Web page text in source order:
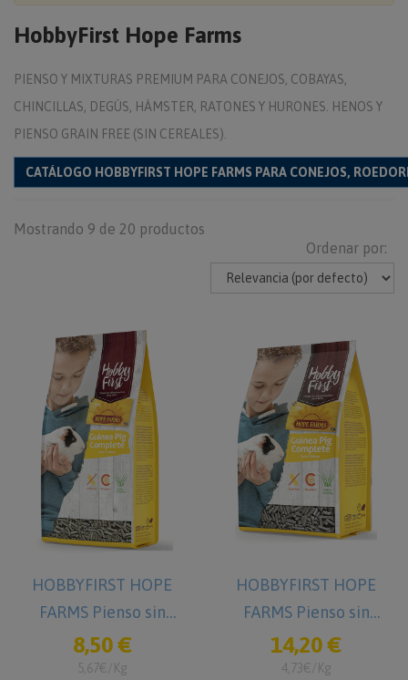
HobbyFirst Hope Farms
PIENSO Y MIXTURAS PREMIUM PARA CONEJOS, COBAYAS,
CHINCILLAS, DEGÚS, HÁMSTER, RATONES Y HURONES. HENOS Y
PIENSO GRAIN FREE (SIN CEREALES).
CATÁLOGO HOBBYFIRST HOPE FARMS PARA CONEJOS,
Mostrando 9 de 20 productos
Ordenar por:
HOBBYFIRST HOPE
FARMS Pienso sin
cereales para Cobayas
1,5 kg
8,50 €
5,67€/Kg
HOBBYFIRST HOPE
FARMS Pienso sin
cereales para Cobayas
3 kg
14,20 €
4,73€/Kg